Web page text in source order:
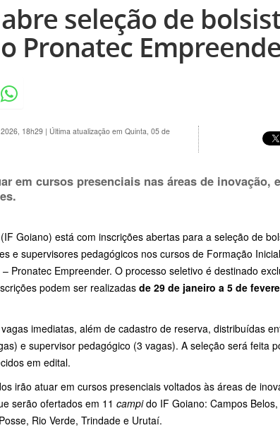
seleção de
Pronatec
18h29 | Última atualização em Quinta, 05 de
em cursos presenciais nas áreas de inovação,
Goiano) está com inscrições abertas para a seleção de
e supervisores pedagógicos nos cursos de Formação
Pronatec Empreender. O processo seletivo é destinado
podem ser realizadas de 29 de janeiro a 5 de
imediatas, além de cadastro de reserva, distribuídas
e supervisor pedagógico (3 vagas). A seleção será feita
em edital.
irão atuar em cursos presenciais voltados às áreas de
serão ofertados em 11 campido IF Goiano: Campos
Rio Verde, Trindade e Urutaí.